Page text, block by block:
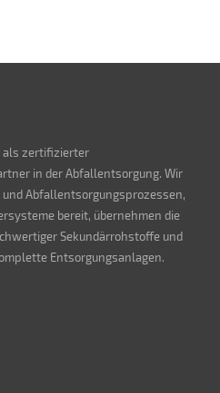
als zertifizierter
in der Abfallentsorgung. Wir
Abfallentsorgungsprozessen,
bereit, übernehmen die
Sekundärrohstoffe und
Entsorgungsanlagen.